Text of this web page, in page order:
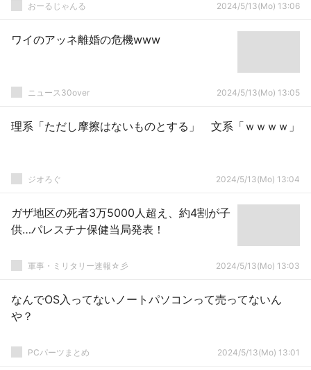
おーるじゃんる 2024/5/13(Mo) 13:06
ワイのアッネ離婚の危機www
ニュース30over 2024/5/13(Mo) 13:05
理系「ただし摩擦はないものとする」 文系「ｗｗｗｗ」
ジオろぐ 2024/5/13(Mo) 13:04
ガザ地区の死者3万5000人超え、約4割が子
供…パレスチナ保健当局発表！
軍事・ミリタリー速報☆彡 2024/5/13(Mo) 13:03
なんでOS入ってないノートパソコンって売ってないん
や？
PCパーツまとめ 2024/5/13(Mo) 13:01